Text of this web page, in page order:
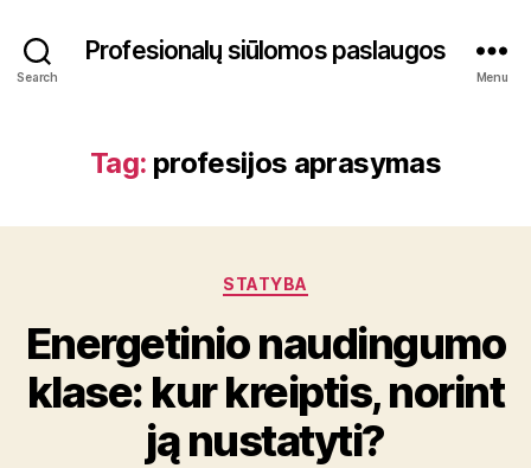
Search
Profesionalų siūlomos paslaugos
Menu
Tag: profesijos aprasymas
Categories
STATYBA
Energetinio naudingumo
klase: kur kreiptis, norint
ją nustatyti?